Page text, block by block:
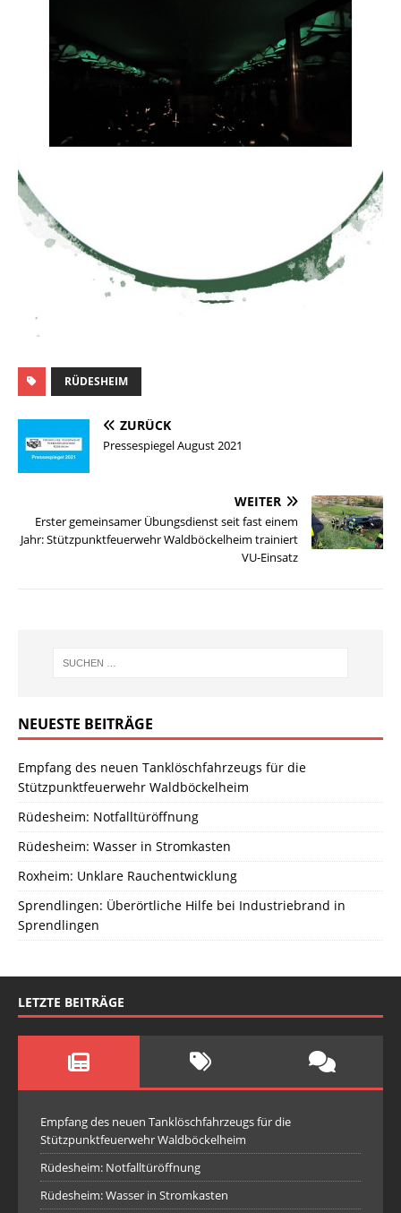
RÜDESHEIM
ZURÜCK
Pressespiegel August 2021
WEITER
Erster gemeinsamer Übungsdienst seit fast einem
Jahr: Stützpunktfeuerwehr Waldböckelheim trainiert
VU-Einsatz
NEUESTE BEITRÄGE
Empfang des neuen Tanklöschfahrzeugs für die
Stützpunktfeuerwehr Waldböckelheim
Rüdesheim: Notfalltüröffnung
Rüdesheim: Wasser in Stromkasten
Roxheim: Unklare Rauchentwicklung
Sprendlingen: Überörtliche Hilfe bei Industriebrand in
Sprendlingen
LETZTE BEITRÄGE
Empfang des neuen Tanklöschfahrzeugs für die
Stützpunktfeuerwehr Waldböckelheim
Rüdesheim: Notfalltüröffnung
Rüdesheim: Wasser in Stromkasten